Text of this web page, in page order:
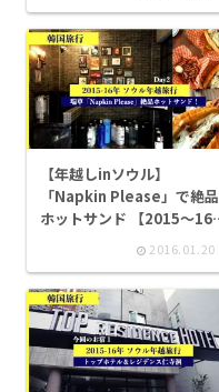
【年越しinソウル】
「Napkin Please」で絶品
ホットサンド 【2015～16
2016.01.20